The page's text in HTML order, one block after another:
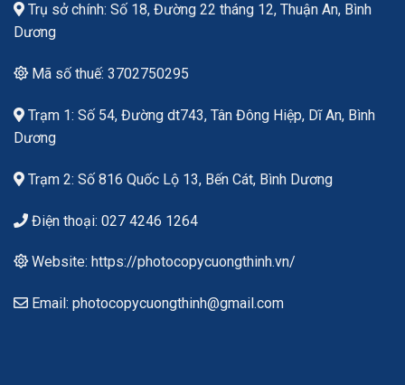
Trụ sở chính: Số 18, Đường 22 tháng 12, Thuận An, Bình
Dương
Mã số thuế: 3702750295
Trạm 1: Số 54, Đường dt743, Tân Đông Hiệp, Dĩ An, Bình
Dương
Trạm 2: Số 816 Quốc Lộ 13, Bến Cát, Bình Dương
Điện thoại: 027 4246 1264
Website: https://photocopycuongthinh.vn/
Email: photocopycuongthinh@gmail.com